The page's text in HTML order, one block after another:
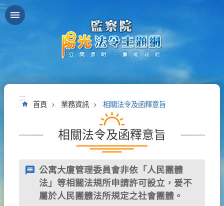
跳到主要內容區塊
:::
:::
首頁 業務資訊 相關法令及函釋意旨
相關法令及函釋意旨
公寓大廈管理委員會非依「人民團體
法」等相關法規所申請許可設立，爰不
屬於人民團體法所規定之社會團體。